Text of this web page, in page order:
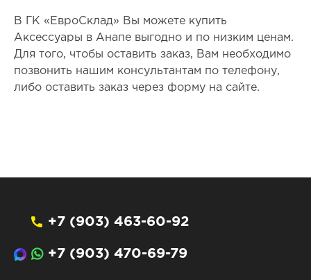
В ГК «ЕвроСклад» Вы можете купить
Аксессуары в Анапе выгодно и по низким ценам.
Для того, чтобы оставить заказ, Вам необходимо
позвонить нашим консультантам по телефону,
либо оставить заказ через форму на сайте.
+7 (903) 463-60-92
+7 (903) 470-69-79